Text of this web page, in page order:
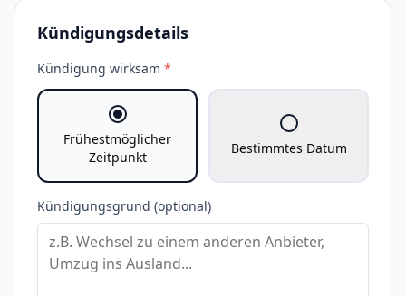
Kündigungsdetails
Kündigung wirksam *
Frühestmöglicher
Zeitpunkt
Bestimmtes Datum
Kündigungsgrund (optional)